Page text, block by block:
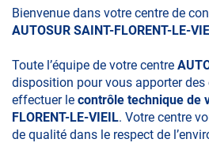
Bienvenue dans votre centre de
AUTOSUR SAINT-FLORENT-LE-
Toute l’équipe de votre centre
disposition pour vous apporter des
effectuer le contrôle technique de
FLORENT-LE-VIEIL. Votre centre
de qualité dans le respect de